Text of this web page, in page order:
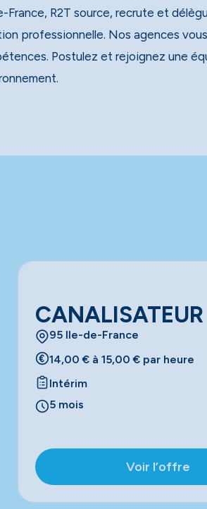
France, R2T source, recrute et
professionnelle. Nos agences
Postulez et rejoignez une
95 Ile-de-France
14,00 € à 15,00 € par heure
Intérim
5 mois
Voir l’offre